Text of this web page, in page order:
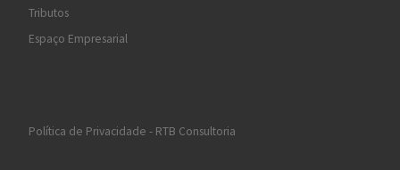
Tributos
Espaço Empresarial
Política de Privacidade - RTB Consultoria